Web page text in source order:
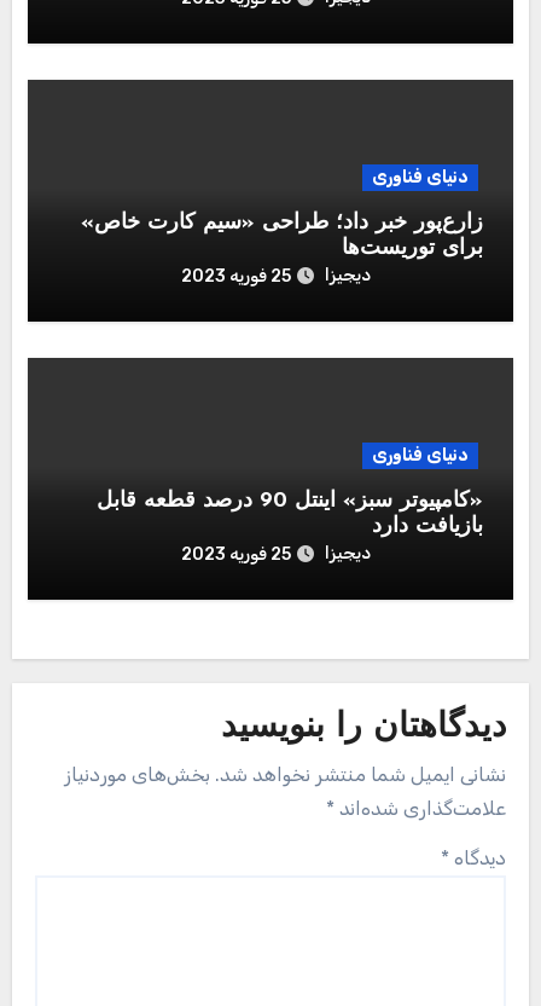
دنیای فناوری
زارع‌پور خبر داد؛ طراحی «سیم کارت خاص»
برای توریست‌ها
دیجیزا 25 فوریه 2023
دنیای فناوری
«کامپیوتر سبز» اینتل 90 درصد قطعه قابل‌
بازیافت دارد
دیجیزا 25 فوریه 2023
دیدگاهتان را بنویسید
نشانی ایمیل شما منتشر نخواهد شد. بخش‌های موردنیاز
علامت‌گذاری شده‌اند *
دیدگاه *